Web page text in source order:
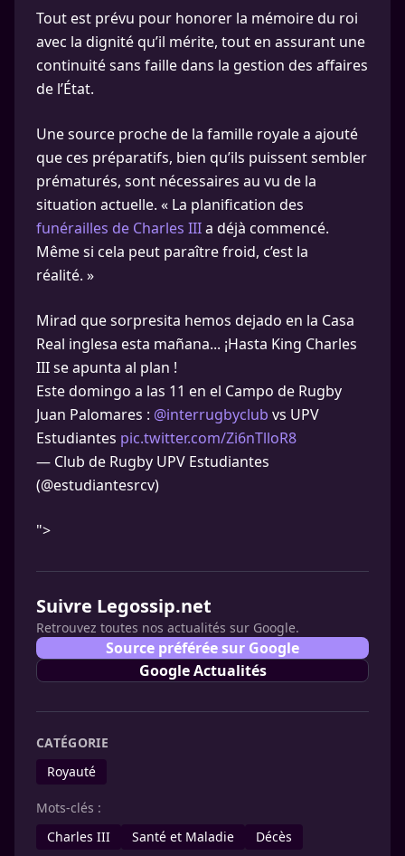
Tout est prévu pour honorer la mémoire du roi
avec la dignité qu’il mérite, tout en assurant une
continuité sans faille dans la gestion des affaires
de l’État.
Une source proche de la famille royale a ajouté
que ces préparatifs, bien qu’ils puissent sembler
prématurés, sont nécessaires au vu de la
situation actuelle. « La planification des
funérailles de Charles IIIa déjà commencé.
Même si cela peut paraître froid, c’est la
réalité. »
Mirad que sorpresita hemos dejado en la Casa
Real inglesa esta mañana... ¡Hasta King Charles
III se apunta al plan !
Este domingo a las 11 en el Campo de Rugby
Juan Palomares : @interrugbyclub vs UPV
Estudiantes pic.twitter.com/Zi6nTlloR8
— Club de Rugby UPV Estudiantes
(@estudiantesrcv)
">
Suivre Legossip.net
Retrouvez toutes nos actualités sur Google.
Source préférée sur Google
Google Actualités
CATÉGORIE
Royauté
Mots-clés :
Charles III
Santé et Maladie Décès